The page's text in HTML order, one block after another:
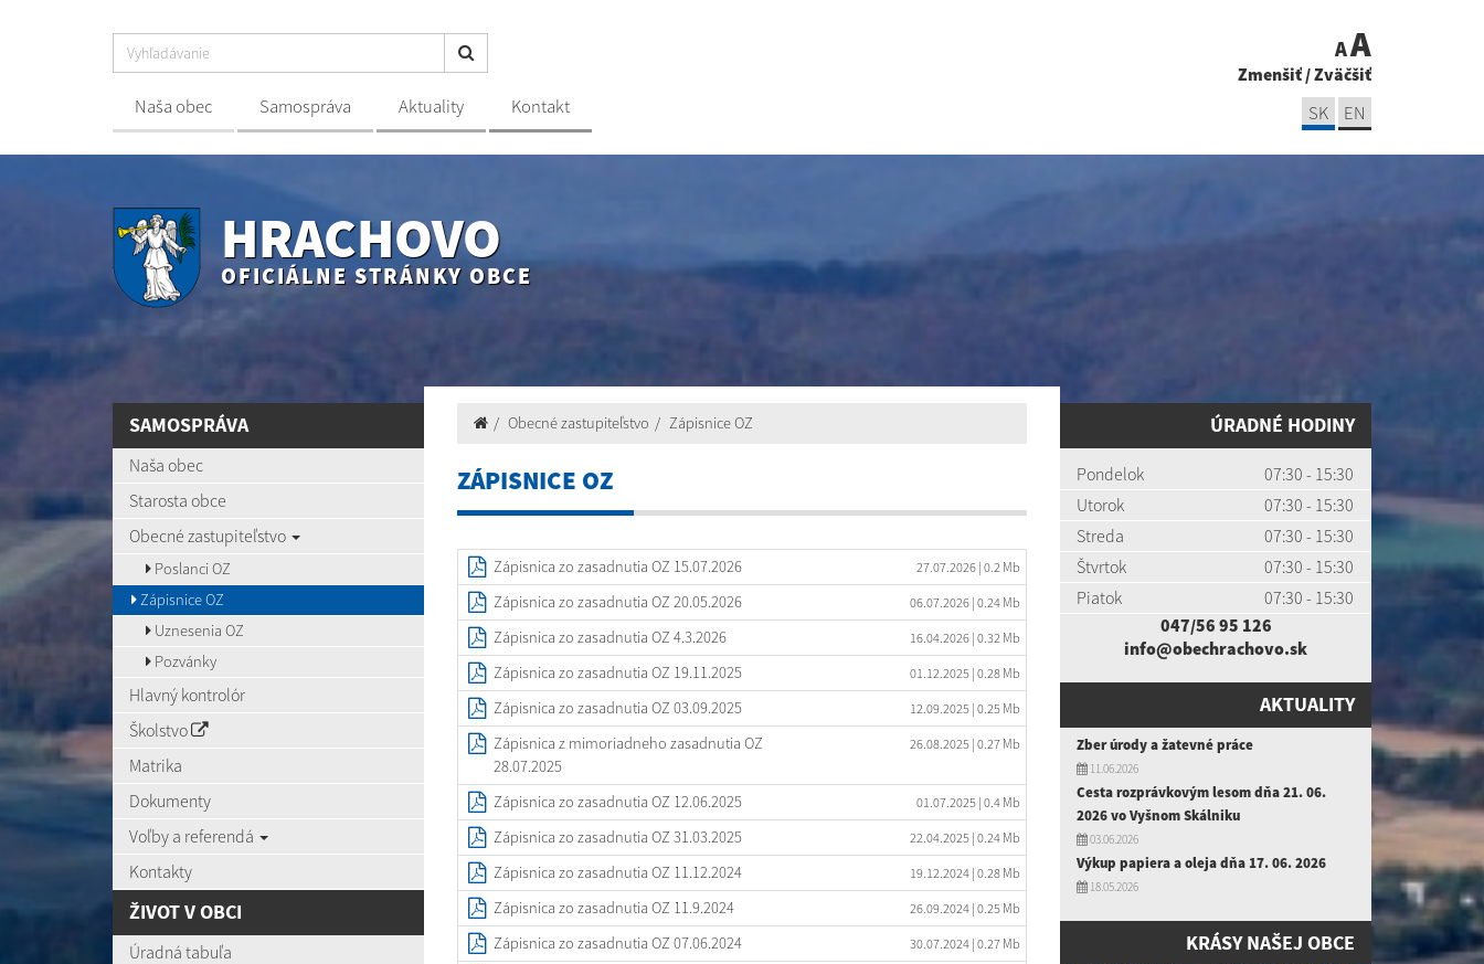
Naša obec Samospráva Aktuality Kontakt
AA
Zmenšiť/Zväčšiť
SK EN
HRACHOVO
OFICIÁLNE STRÁNKY OBCE
SAMOSPRÁVA
Naša obec
Starosta obce
Obecné zastupiteľstvo
Poslanci OZ
Zápisnice OZ
Uznesenia OZ
Pozvánky
Hlavný kontrolór
Školstvo
Matrika
Dokumenty
Voľby a referendá
Kontakty
ŽIVOT V OBCI
Úradná tabuľa
Obecné zastupiteľstvo Zápisnice OZ
ZÁPISNICE OZ
Zápisnica zo zasadnutia OZ 15.07.2026 27.07.2026 | 0.2 Mb
Zápisnica zo zasadnutia OZ 20.05.2026 06.07.2026 | 0.24 Mb
Zápisnica zo zasadnutia OZ 4.3.2026 16.04.2026 | 0.32 Mb
Zápisnica zo zasadnutia OZ 19.11.2025 01.12.2025 | 0.28 Mb
Zápisnica zo zasadnutia OZ 03.09.2025 12.09.2025 | 0.25 Mb
Zápisnica z mimoriadneho zasadnutia OZ
28.07.2025
26.08.2025 | 0.27 Mb
Zápisnica zo zasadnutia OZ 12.06.2025 01.07.2025 | 0.4 Mb
Zápisnica zo zasadnutia OZ 31.03.2025 22.04.2025 | 0.24 Mb
Zápisnica zo zasadnutia OZ 11.12.2024 19.12.2024 | 0.28 Mb
Zápisnica zo zasadnutia OZ 11.9.2024 26.09.2024 | 0.25 Mb
Zápisnica zo zasadnutia OZ 07.06.2024 30.07.2024 | 0.27 Mb
ÚRADNÉ HODINY
Pondelok
07:30 - 15:30
Utorok
07:30 - 15:30
Streda
07:30 - 15:30
Štvrtok
07:30 - 15:30
Piatok
07:30 - 15:30
047/56 95 126
info@obechrachovo.sk
AKTUALITY
Zber úrody a žatevné práce
11.06.2026
Cesta rozprávkovým lesom dňa 21. 06.
2026 vo Vyšnom Skálniku
03.06.2026
Výkup papiera a oleja dňa 17. 06. 2026
18.05.2026
KRÁSY NAŠEJ OBCE